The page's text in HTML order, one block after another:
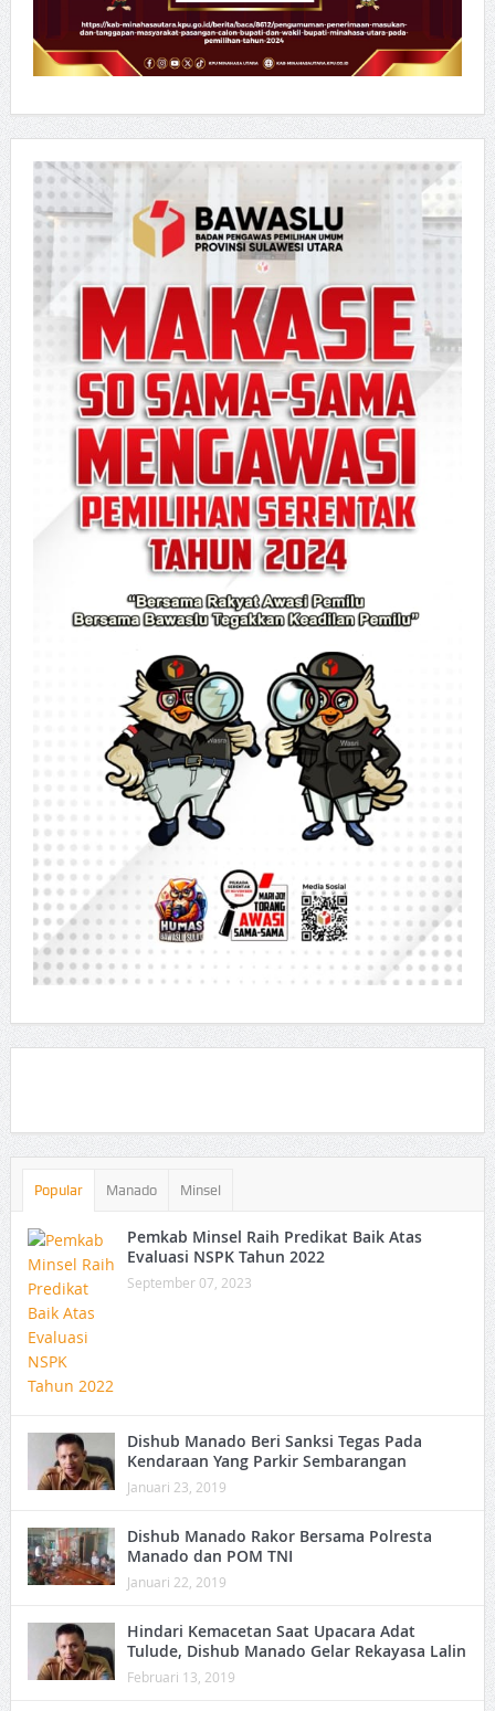
Popular Manado Minsel
Pemkab Minsel Raih Predikat Baik Atas
Evaluasi NSPK Tahun 2022
September 07, 2023
Dishub Manado Beri Sanksi Tegas Pada
Kendaraan Yang Parkir Sembarangan
Januari 23, 2019
Dishub Manado Rakor Bersama Polresta
Manado dan POM TNI
Januari 22, 2019
Hindari Kemacetan Saat Upacara Adat
Tulude, Dishub Manado Gelar Rekayasa Lalin
Februari 13, 2019